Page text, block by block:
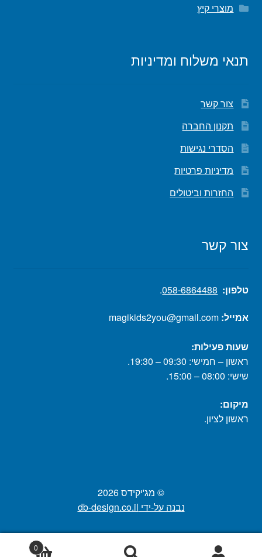
מוצרי קיץ
תנאי משלוח ומדיניות
צור קשר
תקנון החברה
הסדרי נגישות
מדיניות פרטיות
החזרות וביטולים
צור קשר
טלפון: 058-6864488
.
אמייל:
שעות פעילות:
ראשון – חמישי: 09:30 – 19:30.
שישי: 08:00 – 15:00.
מיקום:
ראשון לציון.
© מג'יקידס 2026
נבנה על-ידי db-design.co.il
0